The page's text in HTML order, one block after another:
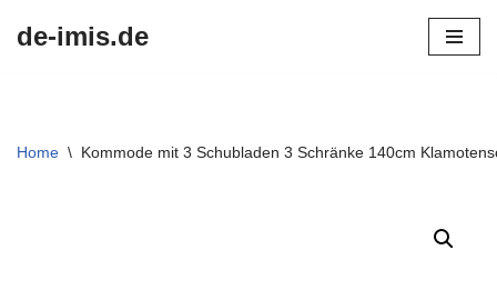
de-imis.de
Home \ Kommode mit 3 Schubladen 3 Schränke 140cm